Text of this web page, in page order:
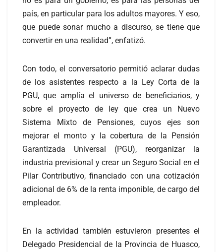
país, en particular para los adultos mayores. Y eso,
que puede sonar mucho a discurso, se tiene que
convertir en una realidad”, enfatizó.
Con todo, el conversatorio permitió aclarar dudas
de los asistentes respecto a la Ley Corta de la
PGU, que amplía el universo de beneficiarios, y
sobre el proyecto de ley que crea un Nuevo
Sistema Mixto de Pensiones, cuyos ejes son
mejorar el monto y la cobertura de la Pensión
Garantizada Universal (PGU), reorganizar la
industria previsional y crear un Seguro Social en el
Pilar Contributivo, financiado con una cotización
adicional de 6% de la renta imponible, de cargo del
empleador.
En la actividad también estuvieron presentes el
Delegado Presidencial de la Provincia de Huasco,